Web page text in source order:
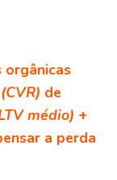
orgânicas
de
médio) +
a perda